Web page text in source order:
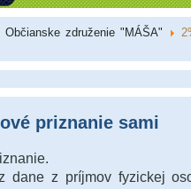
Občianske združenie "MÁŠA"
priznanie sami
dane z príjmov fyzickej